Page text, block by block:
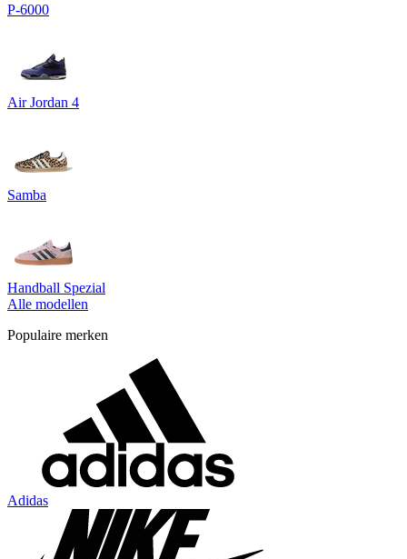
P-6000
Air Jordan 4
Samba
Handball Spezial
Alle modellen
Populaire merken
Adidas